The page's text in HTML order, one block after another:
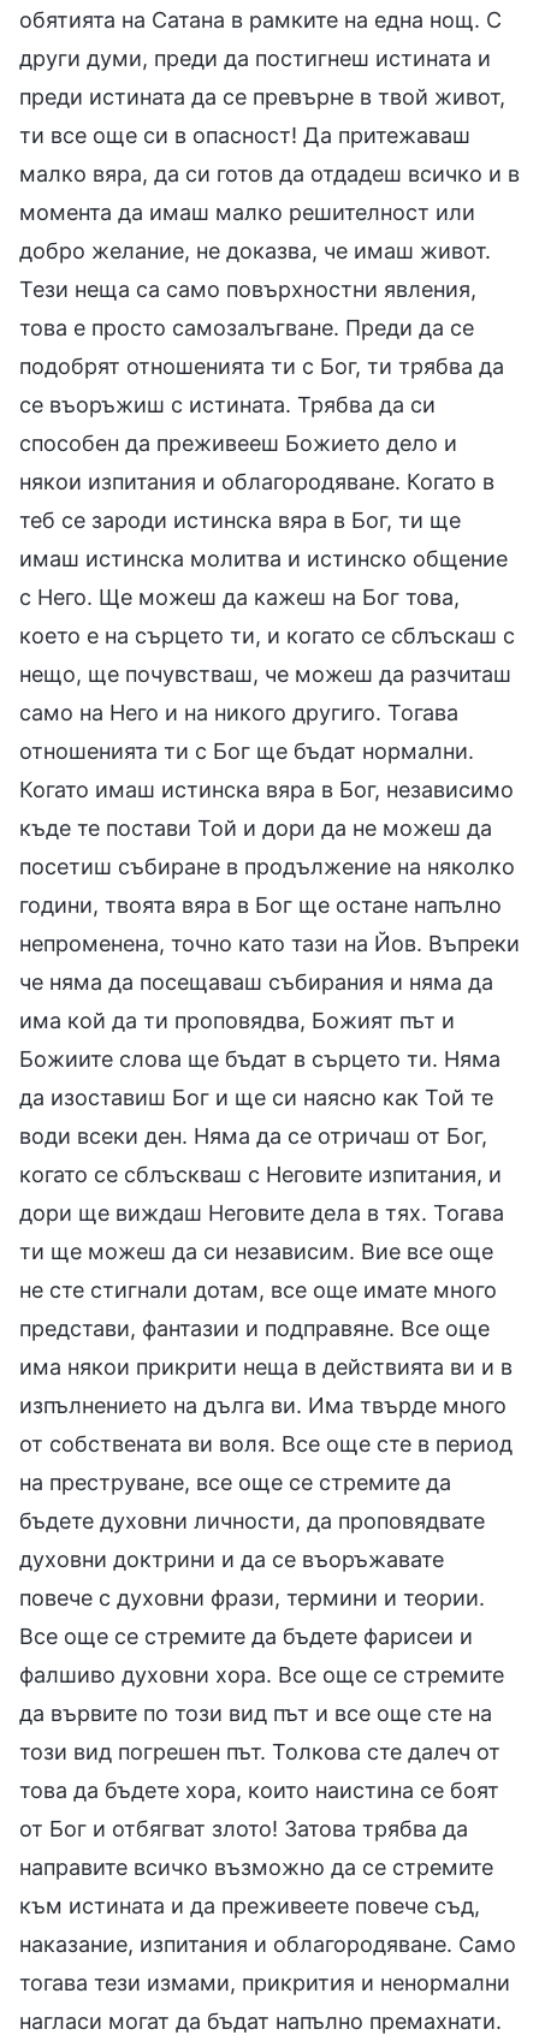
обятията на Сатана в рамките на една нощ. С
други думи, преди да постигнеш истината и
преди истината да се превърне в твой живот,
ти все още си в опасност! Да притежаваш
малко вяра, да си готов да отдадеш всичко и в
момента да имаш малко решителност или
добро желание, не доказва, че имаш живот.
Тези неща са само повърхностни явления,
това е просто самозалъгване. Преди да се
подобрят отношенията ти с Бог, ти трябва да
се въоръжиш с истината. Трябва да си
способен да преживееш Божието дело и
някои изпитания и облагородяване. Когато в
теб се зароди истинска вяра в Бог, ти ще
имаш истинска молитва и истинско общение
с Него. Ще можеш да кажеш на Бог това,
което е на сърцето ти, и когато се сблъскаш с
нещо, ще почувстваш, че можеш да разчиташ
само на Него и на никого другиго. Тогава
отношенията ти с Бог ще бъдат нормални.
Когато имаш истинска вяра в Бог, независимо
къде те постави Той и дори да не можеш да
посетиш събиране в продължение на няколко
години, твоята вяра в Бог ще остане напълно
непроменена, точно като тази на Йов. Въпреки
че няма да посещаваш събирания и няма да
има кой да ти проповядва, Божият път и
Божиите слова ще бъдат в сърцето ти. Няма
да изоставиш Бог и ще си наясно как Той те
води всеки ден. Няма да се отричаш от Бог,
когато се сблъскваш с Неговите изпитания, и
дори ще виждаш Неговите дела в тях. Тогава
ти ще можеш да си независим. Вие все още
не сте стигнали дотам, все още имате много
представи, фантазии и подправяне. Все още
има някои прикрити неща в действията ви и в
изпълнението на дълга ви. Има твърде много
от собствената ви воля. Все още сте в период
на преструване, все още се стремите да
бъдете духовни личности, да проповядвате
духовни доктрини и да се въоръжавате
повече с духовни фрази, термини и теории.
Все още се стремите да бъдете фарисеи и
фалшиво духовни хора. Все още се стремите
да вървите по този вид път и все още сте на
този вид погрешен път. Толкова сте далеч от
това да бъдете хора, които наистина се боят
от Бог и отбягват злото! Затова трябва да
направите всичко възможно да се стремите
към истината и да преживеете повече съд,
наказание, изпитания и облагородяване. Само
тогава тези измами, прикрития и ненормални
нагласи могат да бъдат напълно премахнати.